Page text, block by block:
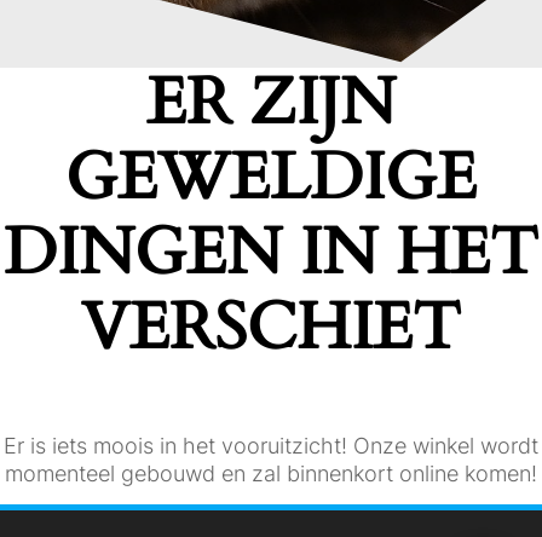
ER ZIJN
GEWELDIGE
DINGEN IN HET
VERSCHIET
Er is iets moois in het vooruitzicht! Onze winkel wordt
momenteel gebouwd en zal binnenkort online komen!